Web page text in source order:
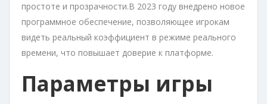
простоте и прозрачности.В 2023 году внедрено новое
программное обеспечение, позволяющее игрокам
видеть реальный коэффициент в режиме реального
времени, что повышает доверие к платформе.
Параметры игры